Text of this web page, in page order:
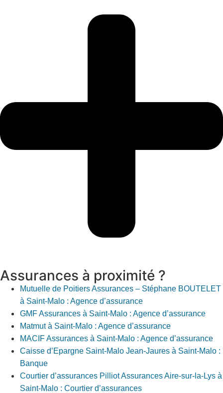
Assurances à proximité ?
Mutuelle de Poitiers Assurances – Stéphane BOUTELET
à Saint-Malo : Agence d’assurance
GMF Assurances à Saint-Malo : Agence d’assurance
Matmut à Saint-Malo : Agence d’assurance
MACIF Assurances à Saint-Malo : Agence d’assurance
Caisse d’Epargne Saint-Malo Jean-Jaures à Saint-Malo :
Banque
Courtier d’assurances Pilliot Assurances Aire-sur-la-Lys à
Saint-Malo : Courtier d’assurances